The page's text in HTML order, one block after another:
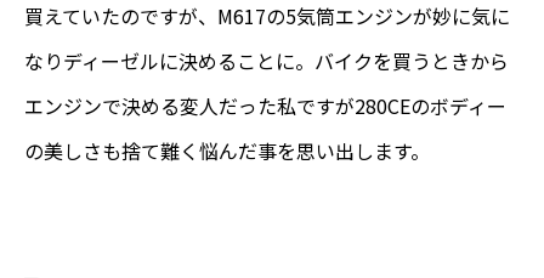
買えていたのですが、M617の5気筒エンジンが妙に気に
なりディーゼルに決めることに。バイクを買うときから
エンジンで決める変人だった私ですが280CEのボディー
の美しさも捨て難く悩んだ事を思い出します。